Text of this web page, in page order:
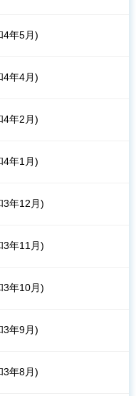
4年5月)
4年4月)
4年2月)
4年1月)
3年12月)
3年11月)
3年10月)
3年9月)
3年8月)